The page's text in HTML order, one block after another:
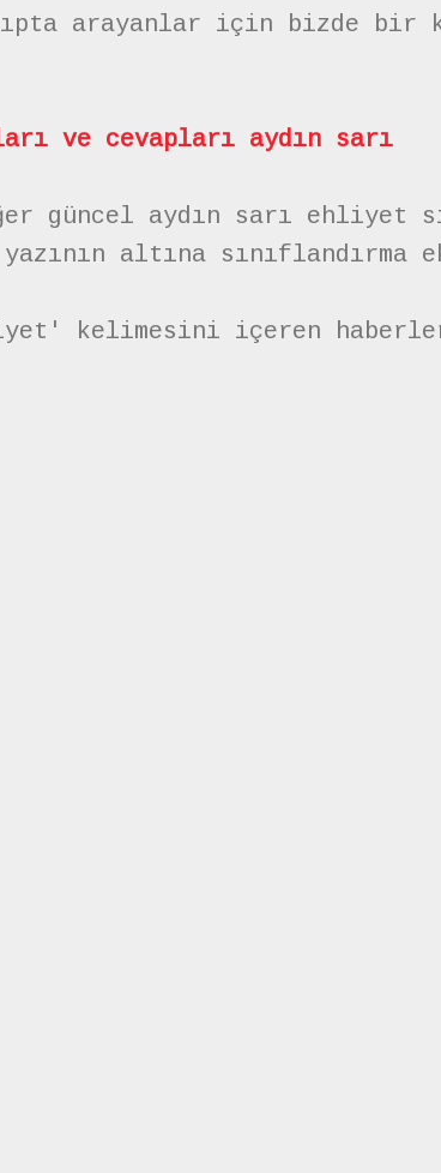
arayanlar için bizde bir
ve cevapları aydın sarı
güncel aydın sarı ehliyet
altına sınıflandırma
kelimesini içeren